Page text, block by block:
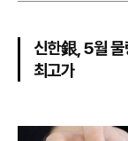
신한銀, 5월
최고가